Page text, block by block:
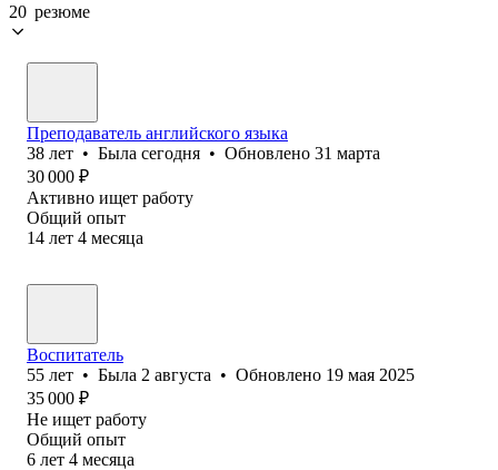
20 резюме
Преподаватель английского языка
38 лет • Была сегодня • Обновлено 31 марта
30 000 ₽
Активно ищет работу
Общий опыт
14 лет 4 месяца
Воспитатель
55 лет • Была 2 августа • Обновлено 19 мая 2025
35 000 ₽
Не ищет работу
Общий опыт
6 лет 4 месяца